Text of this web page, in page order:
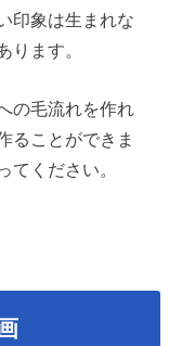
印象は生まれな
ります。
の毛流れを作れ
ることができま
てください。